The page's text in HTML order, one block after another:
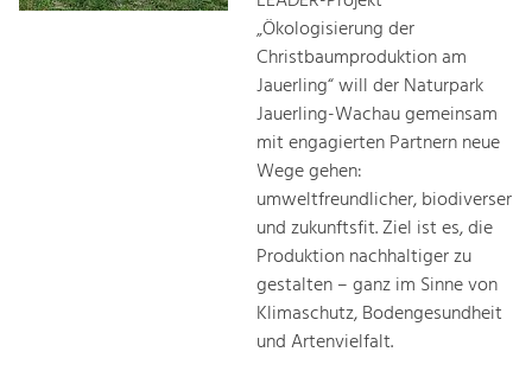
„Ökologisierung der
Christbaumproduktion am
Jauerling“ will der Naturpark
Jauerling-Wachau gemeinsam
mit engagierten Partnern neue
Wege gehen:
umweltfreundlicher, biodiverser
und zukunftsfit. Ziel ist es, die
Produktion nachhaltiger zu
gestalten – ganz im Sinne von
Klimaschutz, Bodengesundheit
und Artenvielfalt.